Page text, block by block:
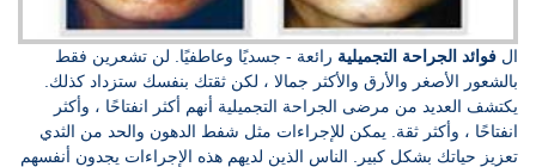
ال فوائد الجراحة التجميلية رائعة - جسديًا وعاطفيًا. لن تشعرين فقط
بالشعور الأصغر والأرق والأكثر جمالا ، لكن ثقتك بنفسك ستزداد كذلك.
يكتشف العديد من مرضى الجراحة التجميلية أنهم أكثر انفتاحًا ، وأكثر
انفتاحًا ، وأكثر ثقة. يمكن للإجراءات مثل شفط الدهون والحد من الثدي
تعزيز حياتك بشكل كبير. الناس الذين لديهم هذه الإجراءات يجدون أنفسهم